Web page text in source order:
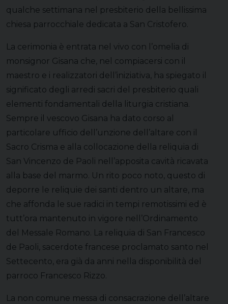
qualche settimana nel presbiterio della bellissima
chiesa parrocchiale dedicata a San Cristofero.
La cerimonia è entrata nel vivo con l’omelia di
monsignor Gisana che, nel compiacersi con il
maestro e i realizzatori dell’iniziativa, ha spiegato il
significato degli arredi sacri del presbiterio quali
elementi fondamentali della liturgia cristiana.
Sempre il vescovo Gisana ha dato corso al
particolare ufficio dell’unzione dell’altare con il
Sacro Crisma e alla collocazione della reliquia di
San Vincenzo de Paoli nell’apposita cavità ricavata
alla base del marmo. Un rito poco noto, questo di
deporre le reliquie dei santi dentro un altare, ma
che affonda le sue radici in tempi remotissimi ed è
tutt’ora mantenuto in vigore nell’Ordinamento
del Messale Romano. La reliquia di San Francesco
de Paoli, sacerdote francese proclamato santo nel
Settecento, era già da anni nella disponibilità del
parroco Francesco Rizzo.
La non comune messa di consacrazione dell’altare